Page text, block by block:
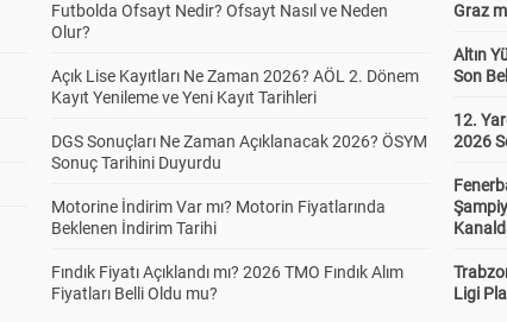
Futbolda Ofsayt Nedir? Ofsayt Nasıl ve Neden
Olur?
Açık Lise Kayıtları Ne Zaman 2026? AÖL 2. Dönem
Kayıt Yenileme ve Yeni Kayıt Tarihleri
DGS Sonuçları Ne Zaman Açıklanacak 2026? ÖSYM
Sonuç Tarihini Duyurdu
Motorine İndirim Var mı? Motorin Fiyatlarında
Beklenen İndirim Tarihi
Fındık Fiyatı Açıklandı mı? 2026 TMO Fındık Alım
Fiyatları Belli Oldu mu?
Graz
Altın
Son
12.
2026
Ligi